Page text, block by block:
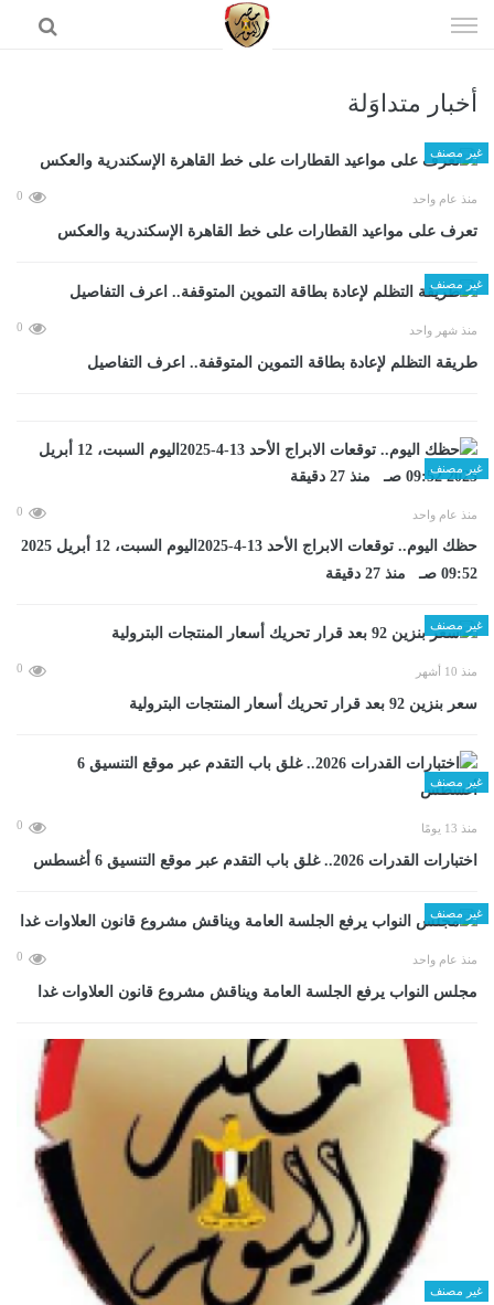
الى
أخبار متداوَلة
غير مصنف
منذ عام واحد 0
تعرف على مواعيد القطارات على خط القاهرة الإسكندرية والعكس
غير مصنف
منذ شهر واحد 0
طريقة التظلم لإعادة بطاقة التموين المتوقفة.. اعرف التفاصيل
غير مصنف
منذ عام واحد 0
حظك اليوم.. توقعات الابراج الأحد 13-4-2025اليوم السبت، 12 أبريل 2025
09:52 صـ منذ 27 دقيقة
غير مصنف
منذ 10 أشهر 0
سعر بنزين 92 بعد قرار تحريك أسعار المنتجات البترولية
غير مصنف
منذ 13 يومًا 0
اختبارات القدرات 2026.. غلق باب التقدم عبر موقع التنسيق 6 أغسطس
غير مصنف
منذ عام واحد 0
مجلس النواب يرفع الجلسة العامة ويناقش مشروع قانون العلاوات غدا
غير مصنف